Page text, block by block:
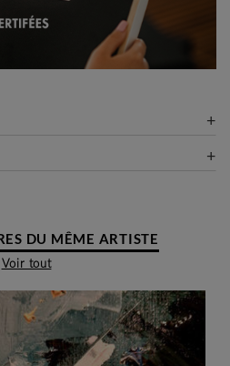
DU MÊME ARTISTE
Voir tout